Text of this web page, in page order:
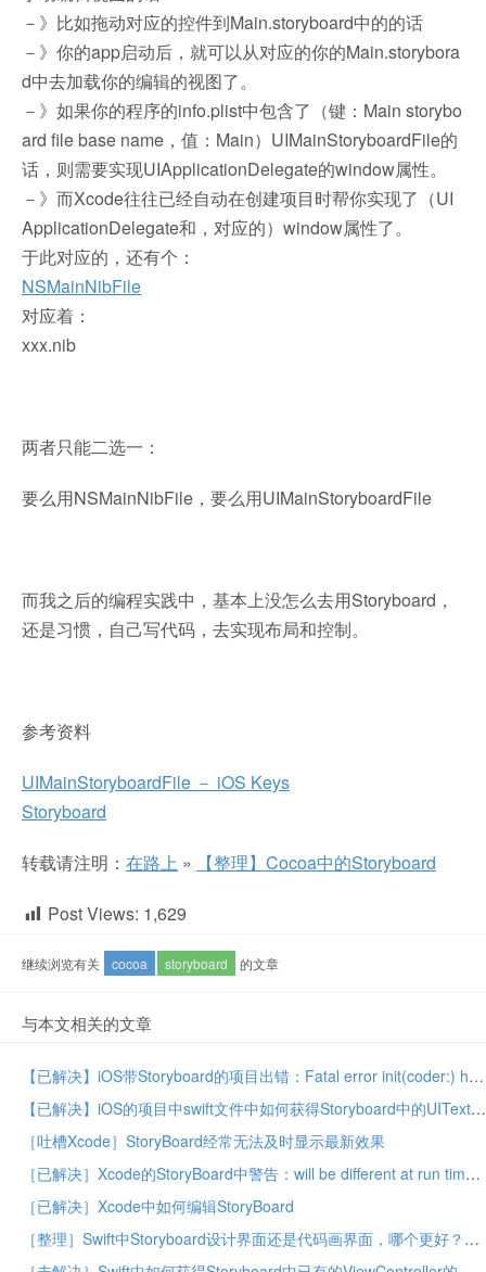
－》比如拖动对应的控件到Main.storyboard中的的话
－》你的app启动后，就可以从对应的你的Main.storybora
d中去加载你的编辑的视图了。
－》如果你的程序的info.plist中包含了（键：Main storybo
ard file base name，值：Main）UIMainStoryboardFile的
话，则需要实现UIApplicationDelegate的window属性。
－》而Xcode往往已经自动在创建项目时帮你实现了（UI
ApplicationDelegate和，对应的）window属性了。
于此对应的，还有个：
NSMainNibFile
对应着：
xxx.nib
两者只能二选一：
要么用NSMainNibFile，要么用UIMainStoryboardFile
而我之后的编程实践中，基本上没怎么去用Storyboard，
还是习惯，自己写代码，去实现布局和控制。
参考资料
UIMainStoryboardFile － iOS Keys
Storyboard
转载请注明： 在路上 » 【整理】Cocoa中的Storyboard
Post Views: 1,629
继续浏览有关 cocoa storyboard 的文章
与本文相关的文章
【已解决】iOS带Storyboard的项目出错：Fatal error init(coder:) has not been implemented
【已解决】iOS的项目中swift文件中如何获得Storyboard中的UITextField控件
［吐槽Xcode］StoryBoard经常无法及时显示最新效果
［已解决］Xcode的StoryBoard中警告：will be different at run time
［已解决］Xcode中如何编辑StoryBoard
［整理］Swift中Storyboard设计界面还是代码画界面，哪个更好？